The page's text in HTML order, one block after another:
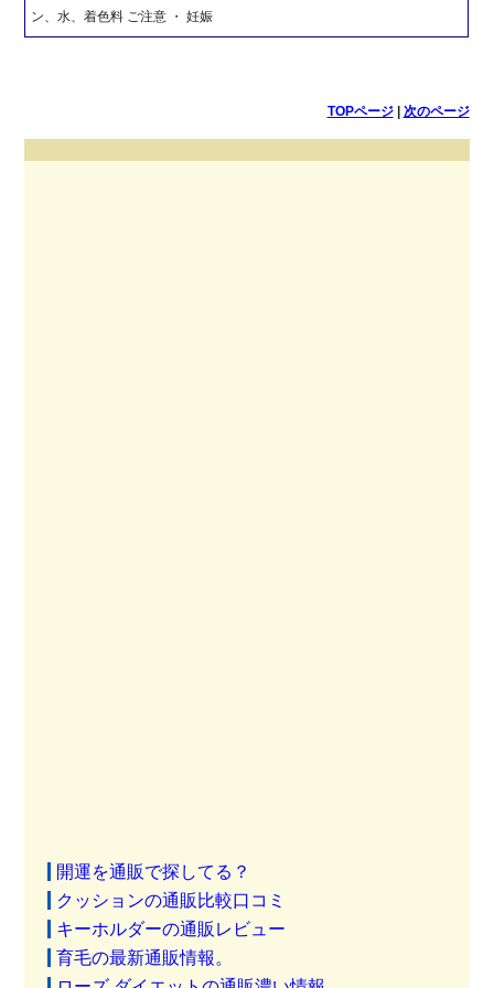
ン、水、着色料 ご注意 ・ 妊娠
TOPページ| 次のページ
開運を通販で探してる？
クッションの通販比較口コミ
キーホルダーの通販レビュー
育毛の最新通販情報。